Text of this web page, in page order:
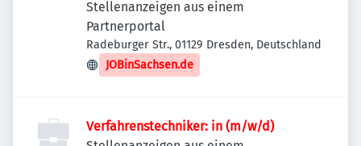
Stellenanzeigen aus einem
Partnerportal
Radeburger Str., 01129 Dresden, Deutschland
JOBinSachsen.de
Verfahrenstechniker: in (m/w/d)